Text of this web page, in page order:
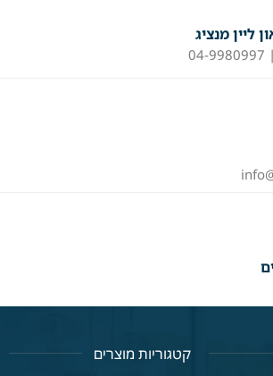
ליין מנציג
קטגוריות מוצרים